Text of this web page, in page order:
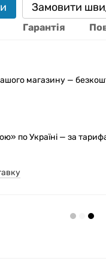
Замовити
Гарантія
магазину —
по Україні — за